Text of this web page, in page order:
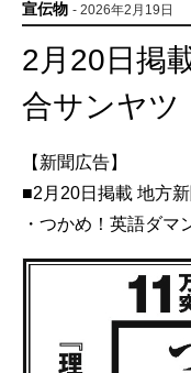
宣伝物 - 2026年2月19日
2月20日掲
合サンヤツ
【新聞広告】
■2月20日掲載 地方
・つかめ！英語ダ